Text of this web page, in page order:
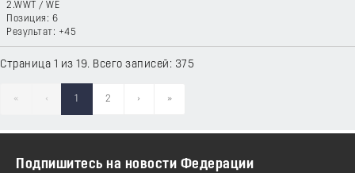
2.WWT / WE
6
+45
Страница 1 из 19. Всего записей: 375
« ‹ 1 2 › »
Подпишитесь на новости Федерации